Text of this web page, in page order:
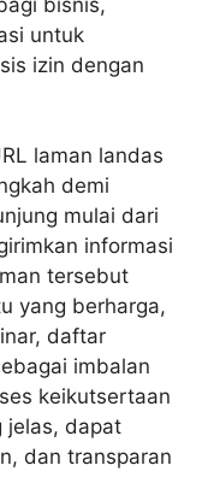
untuk
izin dengan
laman landas
demi
mulai dari
informasi
tersebut
yang berharga,
daftar
imbalan
keikutsertaan
jelas, dapat
dan transparan